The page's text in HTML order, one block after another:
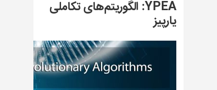
YPEA: الگوریتم‌های تکاملی
یارپیز